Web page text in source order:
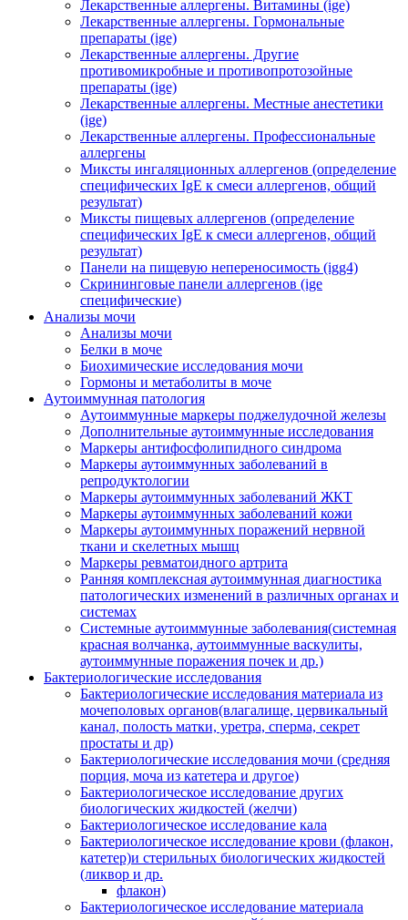
Лекарственные аллергены. Витамины (ige)
Лекарственные аллергены. Гормональные
препараты (ige)
Лекарственные аллергены. Другие
противомикробные и противопротозойные
препараты (ige)
Лекарственные аллергены. Местные анестетики
(ige)
Лекарственные аллергены. Профессиональные
аллергены
Миксты ингаляционных аллергенов (определение
специфических IgE к смеси аллергенов, общий
результат)
Миксты пищевых аллергенов (определение
специфических IgE к смеси аллергенов, общий
результат)
Панели на пищевую непереносимость (igg4)
Скрининговые панели аллергенов (ige
специфические)
Анализы мочи
Анализы мочи
Белки в моче
Биохимические исследования мочи
Гормоны и метаболиты в моче
Аутоиммунная патология
Аутоиммунные маркеры поджелудочной железы
Дополнительные аутоиммунные исследования
Маркеры антифосфолипидного синдрома
Маркеры аутоиммунных заболеваний в
репродуктологии
Маркеры аутоиммунных заболеваний ЖКТ
Маркеры аутоиммунных заболеваний кожи
Маркеры аутоиммунных поражений нервной
ткани и скелетных мышц
Маркеры ревматоидного артрита
Ранняя комплексная аутоиммунная диагностика
патологических изменений в различных органах и
системах
Системные аутоиммунные заболевания(системная
красная волчанка, аутоиммунные васкулиты,
аутоиммунные поражения почек и др.)
Бактериологические исследования
Бактериологические исследования материала из
мочеполовых органов(влагалище, цервикальный
канал, полость матки, уретра, сперма, секрет
простаты и др)
Бактериологические исследования мочи (средняя
порция, моча из катетера и другое)
Бактериологическое исследование других
биологических жидкостей (желчи)
Бактериологическое исследование кала
Бактериологическое исследование крови (флакон,
катетер)и стерильных биологических жидкостей
(ликвор и др.
флакон)
Бактериологическое исследование материала